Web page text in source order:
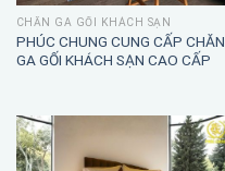
CHĂN GA GỐI KHÁCH SẠN
PHÚC CHUNG CUNG CẤP CHĂN
GA GỐI KHÁCH SẠN CAO CẤP